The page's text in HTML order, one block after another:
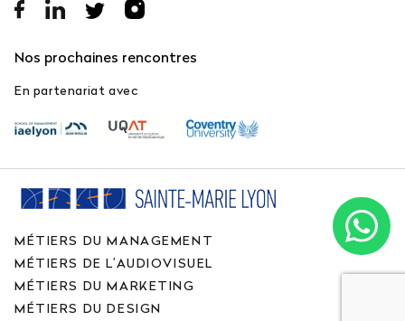
Nos prochaines rencontres
En partenariat avec
MÉTIERS DU MANAGEMENT
MÉTIERS DE L’AUDIOVISUEL
MÉTIERS DU MARKETING
MÉTIERS DU DESIGN